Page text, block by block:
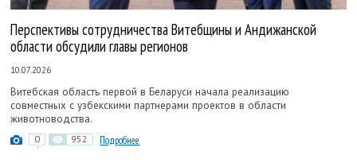
Перспективы сотрудничества Витебщины и Андижанской
области обсудили главы регионов
10.07.2026
Витебская область первой в Беларуси начала реализацию
совместных с узбекскими партнерами проектов в области
животноводства.
0 952 Подробнее